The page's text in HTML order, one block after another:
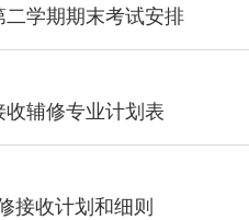
学期期末考试安排
辅修专业计划表
接收计划和细则